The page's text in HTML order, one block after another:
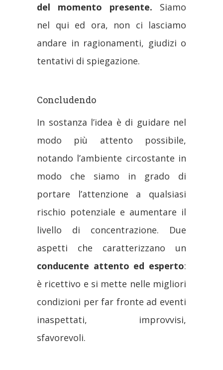
del momento presente. Siamo
nel qui ed ora, non ci lasciamo
andare in ragionamenti, giudizi o
tentativi di spiegazione.
Concludendo
In sostanza l’idea è di guidare nel
modo più attento possibile,
notando l’ambiente circostante in
modo che siamo in grado di
portare l’attenzione a qualsiasi
rischio potenziale e aumentare il
livello di concentrazione. Due
aspetti che caratterizzano un
conducente attento ed esperto:
è ricettivo e si mette nelle migliori
condizioni per far fronte ad eventi
inaspettati, improvvisi,
sfavorevoli.